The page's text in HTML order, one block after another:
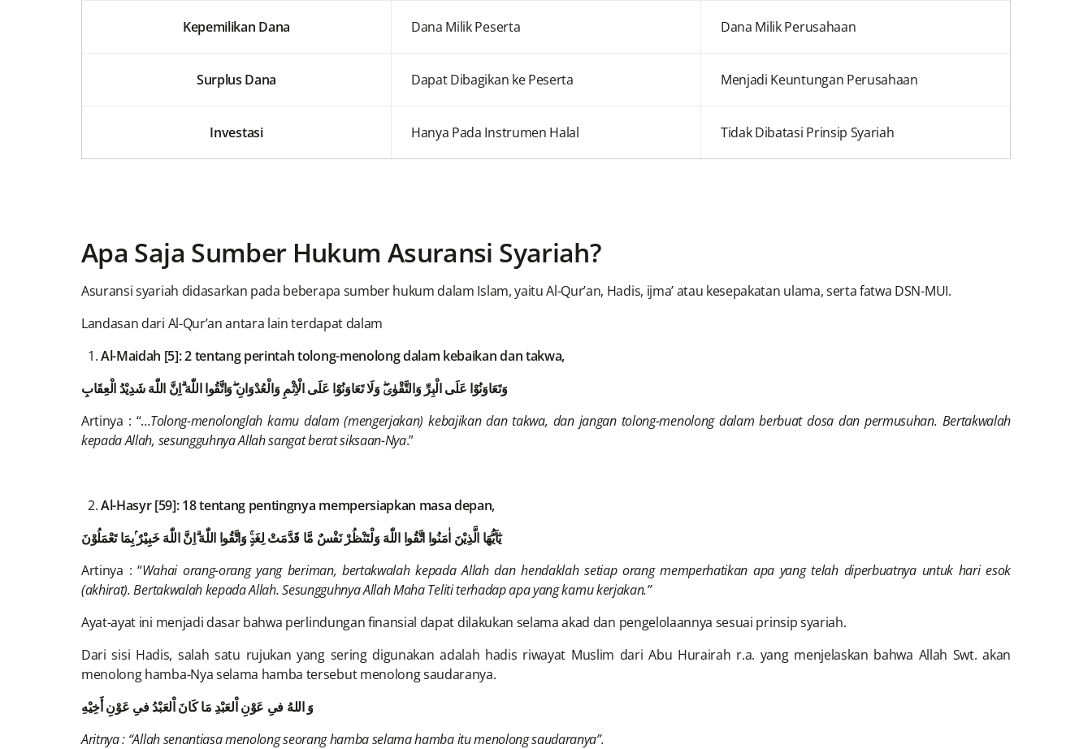
Kepemilikan Dana Dana Milik Peserta Dana Milik Perusahaan
Surplus Dana Dapat Dibagikan ke Peserta Menjadi Keuntungan Perusahaan
Investasi Hanya Pada Instrumen Halal Tidak Dibatasi Prinsip Syariah
Apa Saja Sumber Hukum Asuransi Syariah?
Asuransi syariah didasarkan pada beberapa sumber hukum dalam Islam, yaitu Al-Qur’an, Hadis, ijma’ atau kesepakatan ulama, serta fatwa DSN-MUI.
Landasan dari Al-Qur’an antara lain terdapat dalam
Al-Maidah [5]: 2 tentang perintah tolong-menolong dalam kebaikan dan takwa,
وَتَعَاوَنُوْا عَلَى الْبِرِّ وَالتَّقْوٰىۖ وَلَا تَعَاوَنُوْا عَلَى الْاِثْمِ وَالْعُدْوَانِ ۖوَاتَّقُوا اللّٰهَ ۗاِنَّ اللّٰهَ شَدِيْدُ الْعِقَابِ
Artinya : “…Tolong-menolonglah kamu dalam (mengerjakan) kebajikan dan takwa, dan jangan tolong-menolong dalam berbuat dosa dan permusuhan. Bertakwalah
kepada Allah, sesungguhnya Allah sangat berat siksaan-Nya.”
Al-Hasyr [59]: 18 tentang pentingnya mempersiapkan masa depan,
يٰٓاَيُّهَا الَّذِيْنَ اٰمَنُوا اتَّقُوا اللّٰهَ وَلْتَنْظُرْ نَفْسٌ مَّا قَدَّمَتْ لِغَدٍۚ وَاتَّقُوا اللّٰهَ ۗاِنَّ اللّٰهَ خَبِيْرٌ ۢبِمَا تَعْمَلُوْنَ
Artinya : “Wahai orang-orang yang beriman, bertakwalah kepada Allah dan hendaklah setiap orang memperhatikan apa yang telah diperbuatnya untuk hari esok
(akhirat). Bertakwalah kepada Allah. Sesungguhnya Allah Maha Teliti terhadap apa yang kamu kerjakan.”
Ayat-ayat ini menjadi dasar bahwa perlindungan finansial dapat dilakukan selama akad dan pengelolaannya sesuai prinsip syariah.
Dari sisi Hadis, salah satu rujukan yang sering digunakan adalah hadis riwayat Muslim dari Abu Hurairah r.a. yang menjelaskan bahwa Allah Swt. akan
menolong hamba-Nya selama hamba tersebut menolong saudaranya.
وَ اللهُ فىِ عَوْنِ اْلعَبْدِ مَا كَانَ اْلعَبْدُ فىِ عَوْنِ أَخِيْهِ
Aritnya : “Allah senantiasa menolong seorang hamba selama hamba itu menolong saudaranya”.